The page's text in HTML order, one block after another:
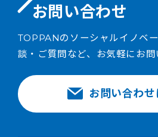
お問い合わせ
TOPPANのソーシャルイノベ
談・ご質問など、お気軽にお問
お問い合わせ